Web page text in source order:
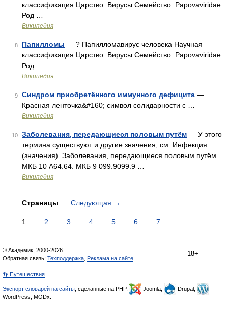
классификация Царство: Вирусы Семейство: Papovaviridae
Род …
Википедия
8 Папилломы — ? Папилломавирус человека Научная
классификация Царство: Вирусы Семейство: Papovaviridae
Род …
Википедия
9 Синдром приобретённого иммунного дефицита —
Красная ленточка&#160; символ солидарности с …
Википедия
10 Заболевания, передающиеся половым путём — У этого
термина существуют и другие значения, см. Инфекция
(значения). Заболевания, передающиеся половым путём
МКБ 10 A64.64. МКБ 9 099.9099.9 …
Википедия
Страницы Следующая →
1 2 3 4 5 6 7
18+
© Академик, 2000-2026
Обратная связь: Техподдержка Реклама на сайте
👣 Путешествия
Экспорт словарей на сайты , сделанные на PHP, Joomla,
Drupal,
WordPress, MODx.